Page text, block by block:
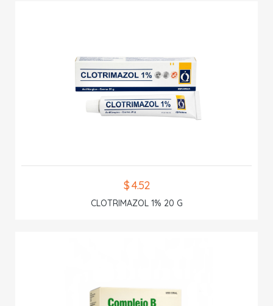
$ 4.52
CLOTRIMAZOL 1% 20 G